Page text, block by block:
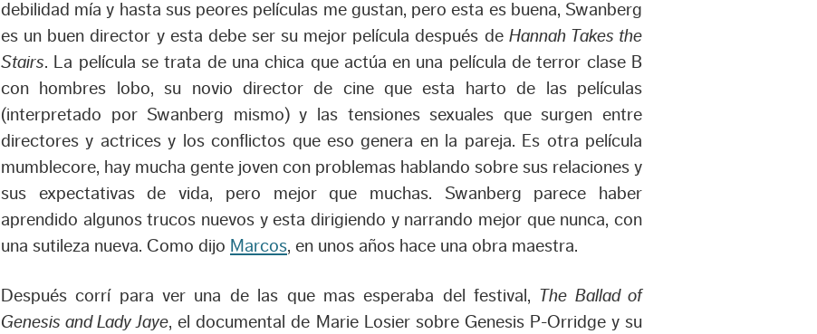
debilidad mía y hasta sus peores películas me gustan, pero esta es buena, Swanberg
es un buen director y esta debe ser su mejor película después de Hannah Takes the
Stairs. La película se trata de una chica que actúa en una película de terror clase B
con hombres lobo, su novio director de cine que esta harto de las películas
(interpretado por Swanberg mismo) y las tensiones sexuales que surgen entre
directores y actrices y los conflictos que eso genera en la pareja. Es otra película
mumblecore, hay mucha gente joven con problemas hablando sobre sus relaciones y
sus expectativas de vida, pero mejor que muchas. Swanberg parece haber
aprendido algunos trucos nuevos y esta dirigiendo y narrando mejor que nunca, con
una sutileza nueva. Como dijo Marcos, en unos años hace una obra maestra.
Después corrí para ver una de las que mas esperaba del festival, The Ballad of
Genesis and Lady Jaye, el documental de Marie Losier sobre Genesis P-Orridge y su